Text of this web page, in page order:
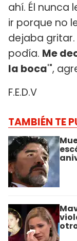
ahí. Él nunca
ir porque no
dejaba gritar.
podía. Me
la boca'",
F.E.D.V
TAMBIÉN TE